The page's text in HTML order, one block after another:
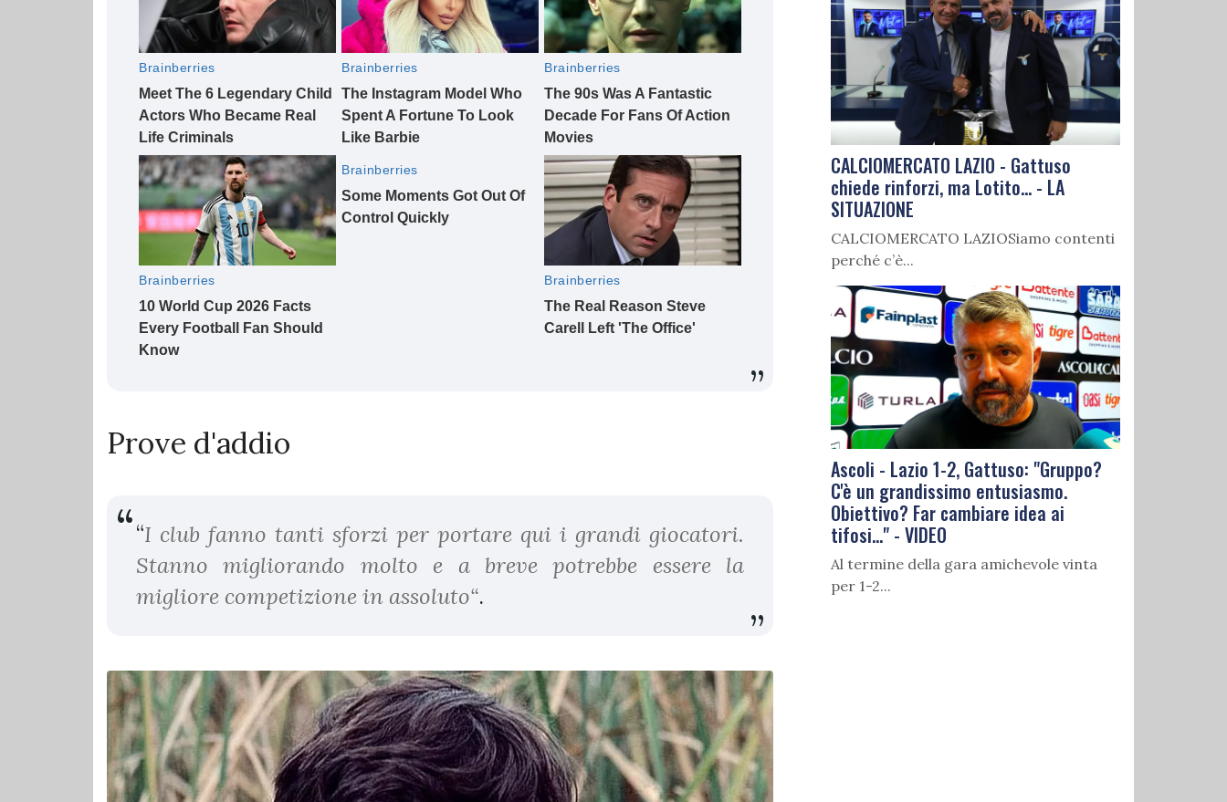
Prove d'addio
“I club fanno tanti sforzi per portare qui i grandi giocatori.
Stanno migliorando molto e a breve potrebbe essere la
migliore competizione in assoluto“.
CALCIOMERCATO LAZIO - Gattuso
chiede rinforzi, ma Lotito... - LA
SITUAZIONE
CALCIOMERCATO LAZIOSiamo contenti
perché c’è...
Ascoli - Lazio 1-2, Gattuso: "Gruppo?
C'è un grandissimo entusiasmo.
Obiettivo? Far cambiare idea ai
tifosi..." - VIDEO
Al termine della gara amichevole vinta
per 1-2...